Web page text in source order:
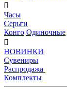

Часы
Серьги
Конго Одиночные

НОВИНКИ
Сувениры
Распродажа
Комплекты